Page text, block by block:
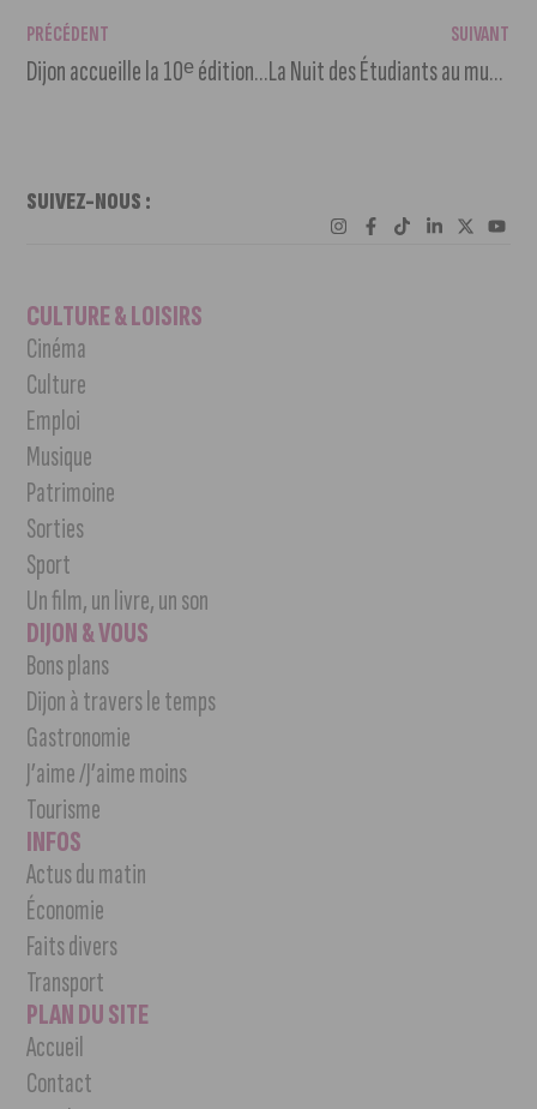
PRÉCÉDENT
Dijon accueille la 10ᵉ édition des Journées de l’Économie Autrement
SUIVANT
La Nuit des Étudiants au musée des Beaux-Arts
SUIVEZ-NOUS :
CULTURE & LOISIRS
Cinéma
Culture
Emploi
Musique
Patrimoine
Sorties
Sport
Un film, un livre, un son
DIJON & VOUS
Bons plans
Dijon à travers le temps
Gastronomie
J’aime /J’aime moins
Tourisme
INFOS
Actus du matin
Économie
Faits divers
Transport
PLAN DU SITE
Accueil
Contact